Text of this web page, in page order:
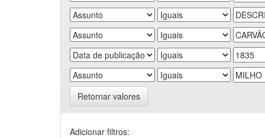
Retornar valores
Adicionar filtros: